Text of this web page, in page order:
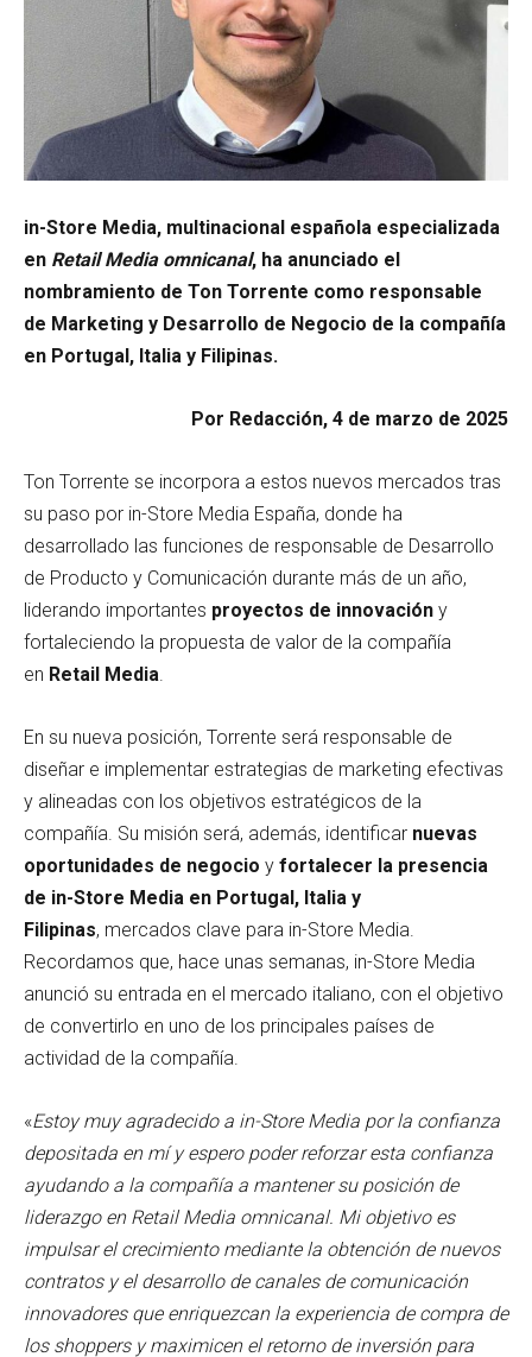
in-Store Media, multinacional española especializada
en Retail Media omnicanal, ha anunciado el
nombramiento de Ton Torrente como responsable
de Marketing y Desarrollo de Negocio de la compañía
en Portugal, Italia y Filipinas.
Por Redacción, 4 de marzo de 2025
Ton Torrente se incorpora a estos nuevos mercados tras
su paso por in-Store Media España, donde ha
desarrollado las funciones de responsable de Desarrollo
de Producto y Comunicación durante más de un año,
liderando importantes proyectos de innovación y
fortaleciendo la propuesta de valor de la compañía
en Retail Media
En su nueva posición, Torrente será responsable de
diseñar e implementar estrategias de marketing efectivas
y alineadas con los objetivos estratégicos de la
compañía. Su misión será, además, identificar nuevas
oportunidades de negocio y fortalecer la presencia
de in-Store Media en Portugal, Italia y
Filipinas, mercados clave para in-Store Media.
Recordamos que, hace unas semanas, in-Store Media
anunció su entrada en el mercado italiano, con el objetivo
de convertirlo en uno de los principales países de
actividad de la compañía.
«Estoy muy agradecido a in-Store Media por la confianza
depositada en mí y espero poder reforzar esta confianza
ayudando a la compañía a mantener su posición de
liderazgo en Retail Media omnicanal. Mi objetivo es
impulsar el crecimiento mediante la obtención de nuevos
contratos y el desarrollo de canales de comunicación
innovadores que enriquezcan la experiencia de compra de
los shoppers y maximicen el retorno de inversión para